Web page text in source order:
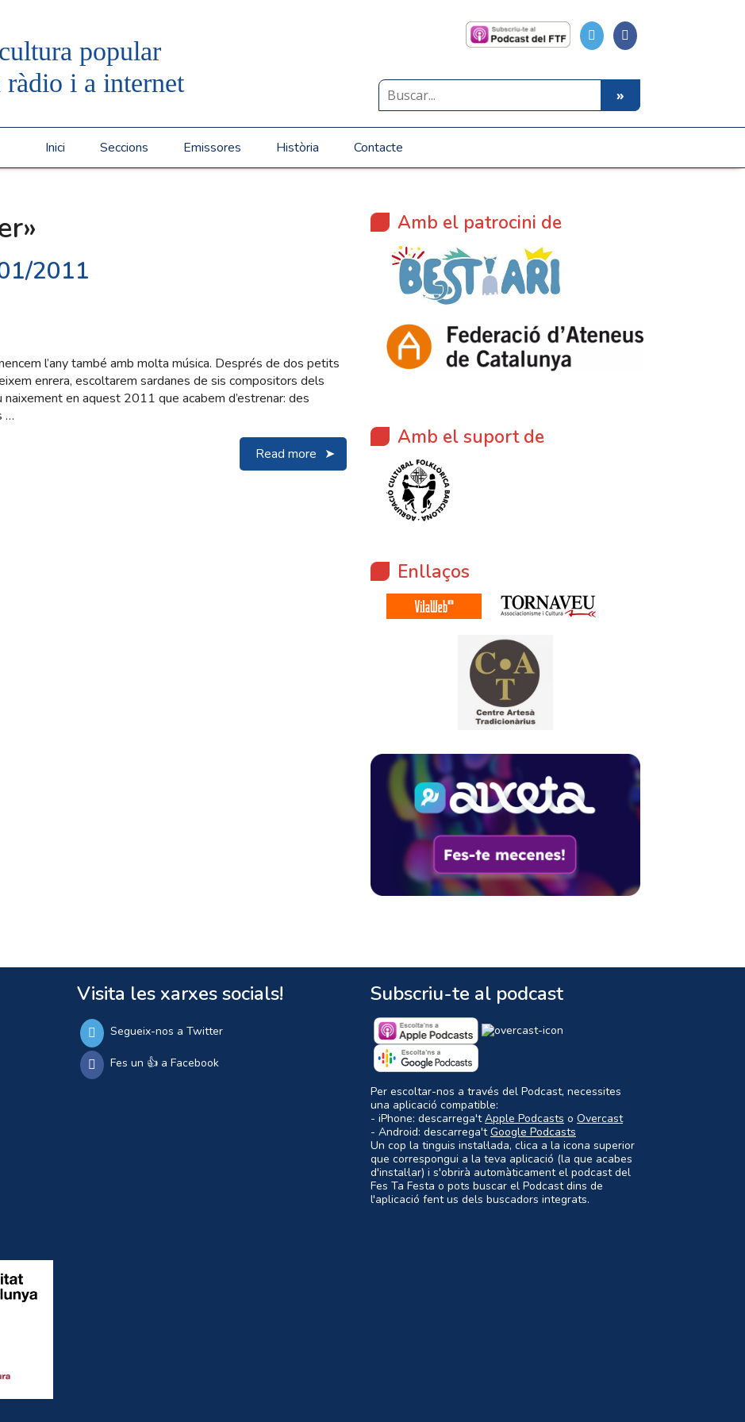
popular
ràdio i a internet
Inici Seccions Emissores Història Contacte
2011
l’any també amb molta música. Després de dos petits
enrera, escoltarem sardanes de sis compositors dels
en aquest 2011 que acabem d’estrenar: des
…
Read more
Amb el patrocini de
Amb el suport de
Enllaços
Visita les xarxes socials!
Segueix-nos a Twitter
Fes un 👍 a Facebook
Subscriu-te al podcast
Per escoltar-nos a través del Podcast, necessites
una aplicació compatible:
- iPhone: descarrega'tApple Podcasts o Overcast
- Android: descarrega'tGoogle Podcasts
Un cop la tinguis instal·lada, clica a la icona superior
que correspongui a la teva aplicació (la que acabes
d'instal·lar) i s'obrirà automàticament el podcast del
Fes Ta Festa o pots buscar el Podcast dins de
l'aplicació fent us dels buscadors integrats.